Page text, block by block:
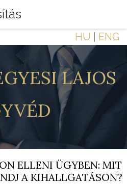
HU ENG
LAJOS
ELLENI ÜGYBEN: MIT
A KIHALLGATÁSON?